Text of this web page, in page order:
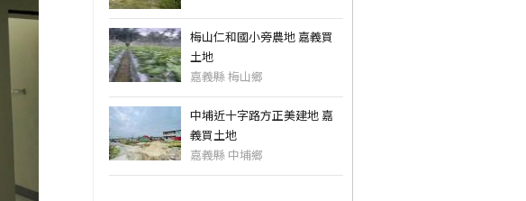
梅山仁和國小旁農地 嘉義買
土地
嘉義縣 梅山鄉
中埔近十字路方正美建地 嘉
義買土地
嘉義縣 中埔鄉